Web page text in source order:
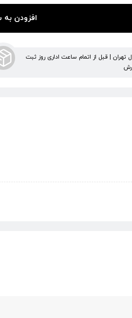
افزودن
تهران | قبل از اتمام ساعت اداری روز ثبت